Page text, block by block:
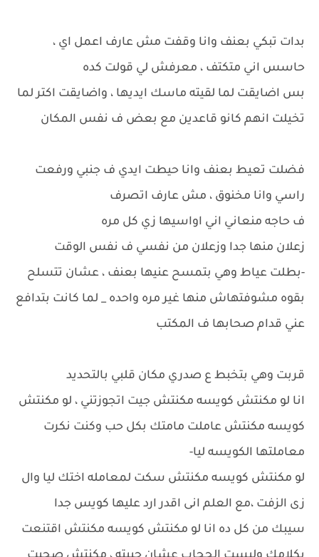
بدات تبكي بعنف وانا وقفت مش عارف اعمل اي ،
حاسس اني متكتف ، معرفش لي قولت كده
بس اضايقت لما لقيته ماسك ايديها ، واضايقت اكتر لما
تخيلت انهم كانو قاعدين مع بعض ف نفس المكان
فضلت تعيط بعنف وانا حيطت ايدي ف جنبي ورفعت
راسي وانا مخنوق ، مش عارف اتصرف
ف حاجه منعاني اني اواسيها زي كل مره
زعلان منها جدا وزعلان من نفسي ف نفس الوقت
-بطلت عياط وهي بتمسح عنيها بعنف ، عشان تتسلح
بقوه مشوفتهاش منها غير مره واحده _ لما كانت بتدافع
عني قدام صحابها ف المكتب
قربت وهي بتخبط ع صدري مكان قلبي بالتحديد
انا لو مكنتش كويسه مكنتش جيت اتجوزتني ، لو مكنتش
كويسه مكنتش عاملت مامتك بكل حب وكنت نكرت
معاملتها الكويسه ليا-
لو مكنتش كويسه مكنتش سكت لمعامله اختك ليا وال
زى الزفت ،مع العلم انى اقدر ارد عليها كويس جدا
سيبك من كل ده انا لو مكنتش كويسه مكنتش اقتنعت